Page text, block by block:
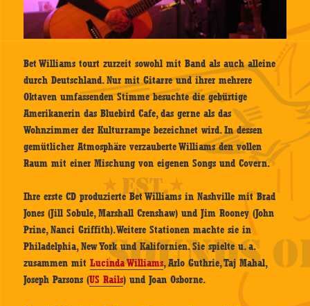
Bet Williams tourt zurzeit sowohl mit Band als auch alleine
durch Deutschland. Nur mit Gitarre und ihrer mehrere
Oktaven umfassenden Stimme besuchte die gebürtige
Amerikanerin das Bluebird Cafe, das gerne als das
Wohnzimmer der Kulturrampe bezeichnet wird. In dessen
gemütlicher Atmosphäre verzauberte Williams den vollen
Raum mit einer Mischung von eigenen Songs und Covern.
Ihre erste CD produzierte Bet Williams in Nashville mit Brad
Jones (Jill Sobule, Marshall Crenshaw) und Jim Rooney (John
Prine, Nanci Griffith). Weitere Stationen machte sie in
Philadelphia, New York und Kalifornien. Sie spielte u. a.
zusammen mitLucinda Williams, Arlo Guthrie, Taj Mahal,
Joseph Parsons (US Rails) und Joan Osborne.